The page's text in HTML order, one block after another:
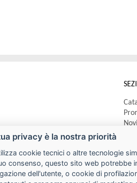
privacy è la nostra priorità
cookie tecnici o altre tecnologie
consenso, questo sito web potrebbe
dell'utente, o cookie di